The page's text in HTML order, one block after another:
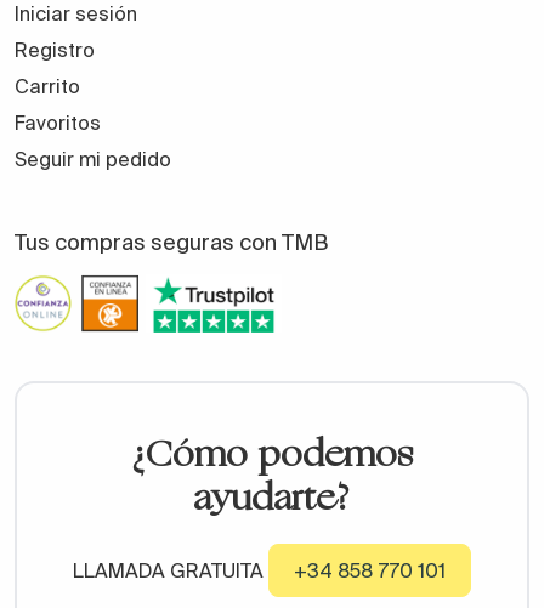
Iniciar sesión
Registro
Carrito
Favoritos
Seguir mi pedido
Tus compras seguras con TMB
¿Cómo podemos
ayudarte?
LLAMADA GRATUITA +34 858 770 101